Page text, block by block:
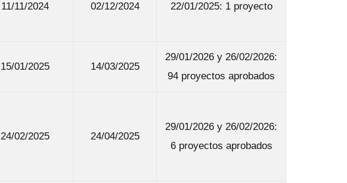
11/11/2024 02/12/2024 22/01/2025: 1 proyecto
15/01/2025 14/03/2025
29/01/2026 y 26/02/2026:
94 proyectos aprobados
24/02/2025 24/04/2025
29/01/2026 y 26/02/2026:
6 proyectos aprobados